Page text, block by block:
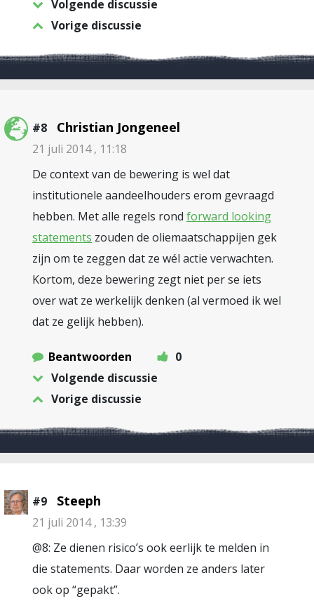
Volgende discussie
Vorige discussie
#8 Christian Jongeneel
21 juli 2014 , 11:18
De context van de bewering is wel dat
institutionele aandeelhouders erom gevraagd
hebben. Met alle regels rond forward looking
statements zouden de oliemaatschappijen gek
zijn om te zeggen dat ze wél actie verwachten.
Kortom, deze bewering zegt niet per se iets
over wat ze werkelijk denken (al vermoed ik wel
dat ze gelijk hebben).
Beantwoorden
0
Volgende discussie
Vorige discussie
#9 Steeph
21 juli 2014 , 13:39
@8: Ze dienen risico’s ook eerlijk te melden in
die statements. Daar worden ze anders later
ook op “gepakt”.